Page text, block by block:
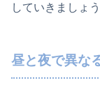
していきましょう
昼と夜で異な